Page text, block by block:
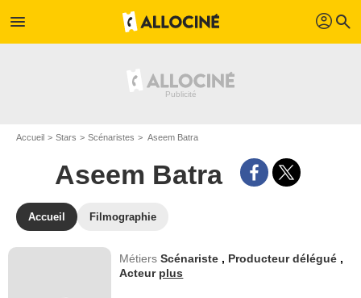
menu profil search
Accueil Stars Scénaristes Aseem Batra
Aseem Batra
Accueil Filmographie
MétiersScénariste , Producteur délégué ,
Acteur plus